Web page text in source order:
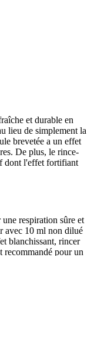
et durable en
lieu de simplement la
brevetée a un effet
De plus, le rince-
dont l'effet fortifiant
respiration sûre et
avec 10 ml non dilué
blanchissant, rincer
pour un